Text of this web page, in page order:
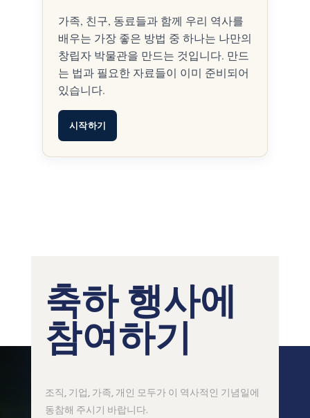
가족, 친구, 동료들과 함께 우리 역사를
배우는 가장 좋은 방법 중 하나는 나만의
창립자 박물관을 만드는 것입니다. 만드
는 법과 필요한 자료들이 이미 준비되어
있습니다.
시작하기
축하 행사에
참여하기
조직, 기업, 가족, 개인 모두가 이 역사적인 기념일에
동참해 주시기 바랍니다.